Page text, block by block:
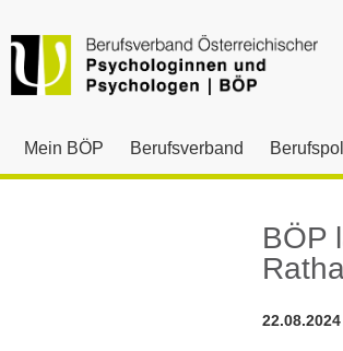
Mein BÖP Berufsverband
BÖP
22.08.2024